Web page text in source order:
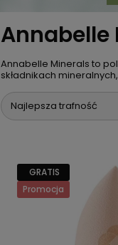
Annabelle
Annabelle Minerals to
składnikach
Najlepsza trafność
GRATIS
Promocja